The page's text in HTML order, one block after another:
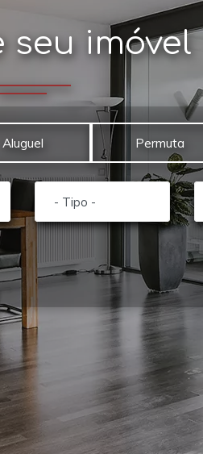
seu imóvel
Aluguel Permuta
- Tipo -